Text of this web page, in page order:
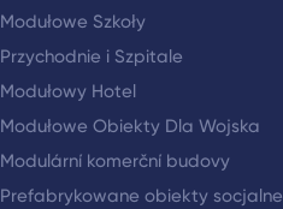
Modułowe Szkoły
Przychodnie i Szpitale
Modułowy Hotel
Modułowe Obiekty Dla Wojska
Modulární komerční budovy
Prefabrykowane obiekty socjalne